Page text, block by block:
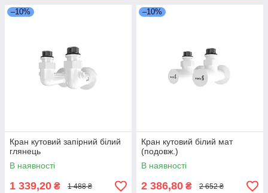
–10%
Кран кутовий запірний білий
глянець
В наявності
1 339,20 ₴ 1 488 ₴
–10%
Кран кутовий білий мат
(подовж.)
В наявності
2 386,80 ₴ 2 652 ₴